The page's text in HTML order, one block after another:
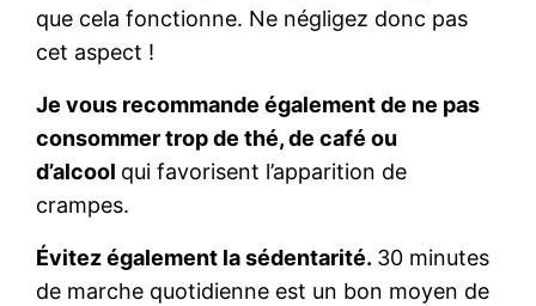
que cela fonctionne. Ne négligez donc pas
cet aspect !
Je vous recommande également de ne pas
consommer trop de thé, de café ou
d’alcool qui favorisent l’apparition de
crampes.
Évitez également la sédentarité. 30 minutes
de marche quotidienne est un bon moyen de